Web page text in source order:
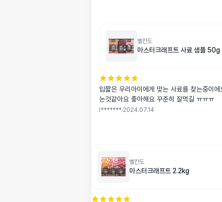
벨칸도
마스터크래프트 사료 샘플 50g
입짧은 우리아이에게 맞는 사료를 찾는중이에요 일단은
는것같아요 좋아해요 꾸준히 잘먹길 ㅠㅠㅠ
l******* 2024.07.14
벨칸도
마스터크래프트 2.2kg